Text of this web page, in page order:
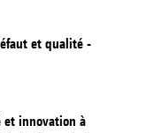
et qualité -
innovation à